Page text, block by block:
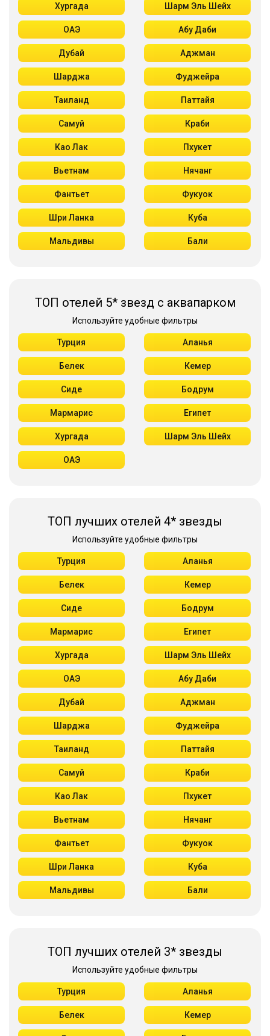
Хургада Шарм Эль Шейх
ОАЭ Абу Даби
Дубай Аджман
Шарджа Фуджейра
Таиланд Паттайя
Самуй Краби
Као Лак Пхукет
Вьетнам Нячанг
Фантьет Фукуок
Шри Ланка Куба
Мальдивы Бали
ТОП отелей 5* звезд с аквапарком
Используйте удобные фильтры
Турция Аланья
Белек Кемер
Сиде Бодрум
Мармарис Египет
Хургада Шарм Эль Шейх
ОАЭ
ТОП лучших отелей 4* звезды
Используйте удобные фильтры
Турция Аланья
Белек Кемер
Сиде Бодрум
Мармарис Египет
Хургада Шарм Эль Шейх
ОАЭ Абу Даби
Дубай Аджман
Шарджа Фуджейра
Таиланд Паттайя
Самуй Краби
Као Лак Пхукет
Вьетнам Нячанг
Фантьет Фукуок
Шри Ланка Куба
Мальдивы Бали
ТОП лучших отелей 3* звезды
Используйте удобные фильтры
Турция Аланья
Белек Кемер